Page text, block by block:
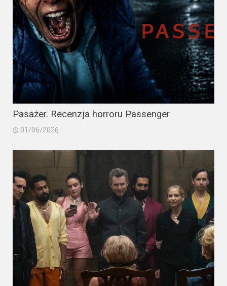
Pasażer. Recenzja horroru Passenger
01/06/2026